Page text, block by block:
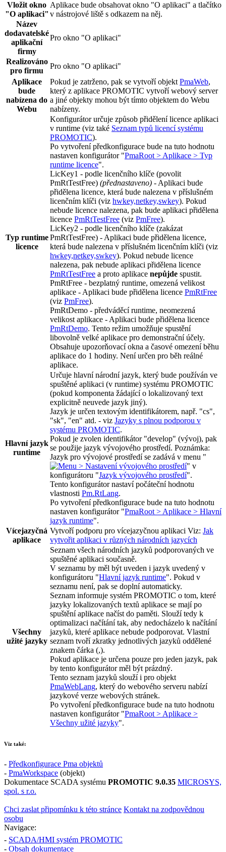
Vložit okno
"O aplikaci"
Aplikace bude obsahovat okno "O aplikaci" a tlačítko
v nástrojové liště s odkazem na něj.
Název
dodavatelské
aplikační
firmy
Pro okno "O aplikaci"
Realizováno
pro firmu
Pro okno "O aplikaci"
Aplikace
bude
nabízena do
Webu
Pokud je zatrženo, pak se vytvoří objekt PmaWeb,
který z aplikace PROMOTIC vytvoří webový server
a jiné objekty mohou být tímto objektem do Webu
nabízeny.
Typ runtime
licence
Konfigurátor určuje způsob přidělení licence aplikaci
v runtime (viz také Seznam typů licencí systému
PROMOTIC).
Po vytvoření předkonfigurace bude na tuto hodnotu
nastaven konfigurátor "PmaRoot > Aplikace > Typ
runtime licence".
LicKey1 - podle licenčního klíče (povolit
PmRtTestFree) (přednastaveno) - Aplikaci bude
přidělena licence, která bude nalezena v příslušném
licenčním klíči (viz hwkey,netkey,swkey). Pokud
nebude licence nalezena, pak bude aplikaci přidělena
licence PmRtTestFree (viz PmFree).
LicKey2 - podle licenčního klíče (zakázat
PmRtTestFree) - Aplikaci bude přidělena licence,
která bude nalezena v příslušném licenčním klíči (viz
hwkey,netkey,swkey). Pokud nebude licence
nalezena, pak nebude aplikaci přidělena licence
PmRtTestFree a proto aplikace nepůjde spustit.
PmRtFree - bezplatný runtime, omezená velikost
aplikace - Aplikaci bude přidělena licence PmRtFree
(viz PmFree).
PmRtDemo - předváděcí runtime, neomezená
velikost aplikace - Aplikaci bude přidělena licence
PmRtDemo. Tento režim umožňuje spustění
libovolně velké aplikace pro demonstrační účely.
Obsahuje upozorňovací okna a časové omezení běhu
aplikace do 1 hodiny. Není určen pro běh reálné
aplikace.
Hlavní jazyk
runtime
Určuje hlavní národní jazyk, který bude používán ve
spuštěné aplikaci (v runtime) systému PROMOTIC
(pokud komponenta žádající o lokalizovaný text
explicitně neuvede jazyk jiný).
Jazyk je určen textovým identifikátorem, např. "cs",
"sk", "en" atd. - viz Jazyky s plnou podporou v
systému PROMOTIC.
Pokud je zvolen identifikátor "develop" (vývoj), pak
se použije jazyk vývojového prostředí. Poznámka:
Jazyk pro vývojové prostředí se zadává v menu "
> Nastavení vývojového prostředí" v
konfigurátoru "Jazyk vývojového prostředí".
Tento konfigurátor nastaví počáteční hodnotu
vlastnosti Pm.RtLang.
Po vytvoření předkonfigurace bude na tuto hodnotu
nastaven konfigurátor "PmaRoot > Aplikace > Hlavní
jazyk runtime".
Vícejazyčná
aplikace
Vytvoří podporu pro vícejazyčnou aplikaci Viz: Jak
vytvořit aplikaci v různých národních jazycích
Všechny
užité jazyky
Seznam všech národních jazyků podporovaných ve
spuštěné aplikaci současně.
V seznamu by měl být uveden i jazyk uvedený v
konfigurátoru "Hlavní jazyk runtime". Pokud v
seznamu není, pak se doplní automaticky.
Seznam informuje systém PROMOTIC o tom, které
jazyky lokalizovaných textů aplikace se mají po
spuštění aplikace načíst do paměti. Slouží tedy k
optimalizaci načítání tak, aby nedocházelo k načítání
jazyků, které aplikace nebude podporovat. Vlastní
seznam tvoří zkratky jednotlivých jazyků oddělené
znakem čárka (,).
Pokud aplikace je určena pouze pro jeden jazyk, pak
by tento konfigurátor měl být prázdný.
Tento seznam jazyků slouží i pro objekt
PmaWebLang, který do webového serveru nabízí
jazykové verze webových stránek.
Po vytvoření předkonfigurace bude na tuto hodnotu
nastaven konfigurátor "PmaRoot > Aplikace >
Všechny užité jazyky".
Viz také:
- Předkonfigurace Pma objektů
- PmaWorkspace (objekt)
Dokumentace SCADA systému PROMOTIC 9.0.35 MICROSYS,
spol. s r.o.
Chci zaslat připomínku k této stránce Kontakt na zodpovědnou
osobu
Navigace:
- SCADA/HMI systém PROMOTIC
- Obsah dokumentace